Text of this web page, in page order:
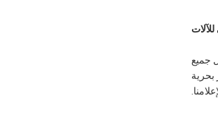
جميع
بحرية